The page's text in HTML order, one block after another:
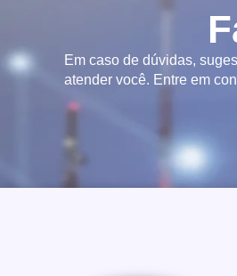
Em caso de dúvidas,
atender você. Entre em